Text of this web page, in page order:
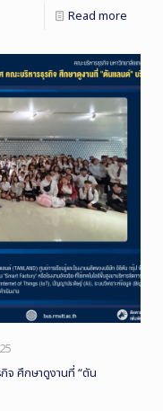
Read more
จ ศึกษาดูงานที่ “ตัน